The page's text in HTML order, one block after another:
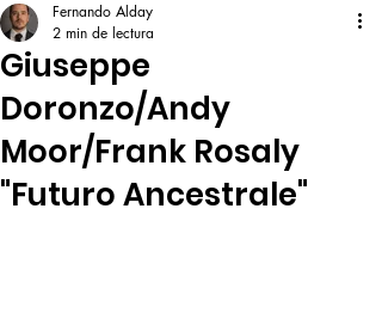
Giuseppe
Doronzo/Andy
Moor/Frank Rosaly
"Futuro Ancestrale"
Fernando Alday
2 min de lectura